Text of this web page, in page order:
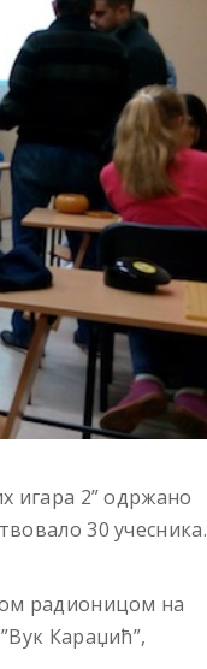
игара 2” одржано
30 учесника.
радионицом на
Караџић”,